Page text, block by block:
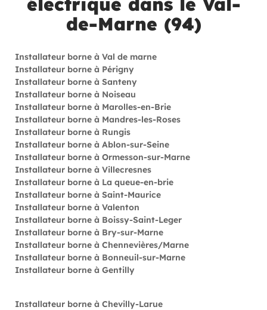
de-Marne (94)
Installateur borne à Val de marne
Installateur borne à Périgny
Installateur borne à Santeny
Installateur borne à Noiseau
Installateur borne à Marolles-en-Brie
Installateur borne à Mandres-les-Roses
Installateur borne à Rungis
Installateur borne à Ablon-sur-Seine
Installateur borne à Ormesson-sur-Marne
Installateur borne à Villecresnes
Installateur borne à La queue-en-brie
Installateur borne à Saint-Maurice
Installateur borne à Valenton
Installateur borne à Boissy-Saint-Leger
Installateur borne à Bry-sur-Marne
Installateur borne à Chennevières/Marne
Installateur borne à Bonneuil-sur-Marne
Installateur borne à Gentilly
Installateur borne à Chevilly-Larue